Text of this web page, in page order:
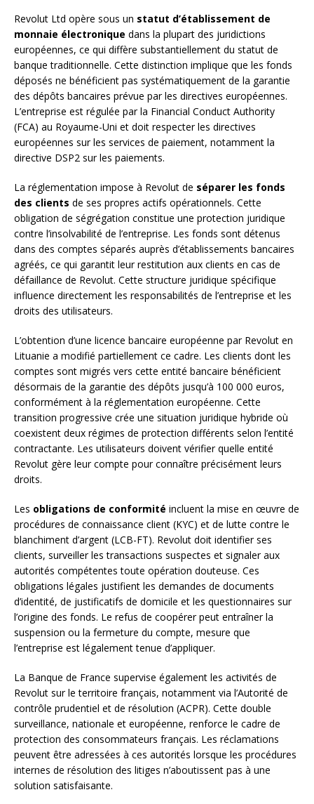
Revolut Ltd opère sous un statut d’établissement de
monnaie électronique dans la plupart des juridictions
européennes, ce qui diffère substantiellement du statut de
banque traditionnelle. Cette distinction implique que les fonds
déposés ne bénéficient pas systématiquement de la garantie
des dépôts bancaires prévue par les directives européennes.
L’entreprise est régulée par la Financial Conduct Authority
(FCA) au Royaume-Uni et doit respecter les directives
européennes sur les services de paiement, notamment la
directive DSP2 sur les paiements.
La réglementation impose à Revolut de séparer les fonds
des clients de ses propres actifs opérationnels. Cette
obligation de ségrégation constitue une protection juridique
contre l’insolvabilité de l’entreprise. Les fonds sont détenus
dans des comptes séparés auprès d’établissements bancaires
agréés, ce qui garantit leur restitution aux clients en cas de
défaillance de Revolut. Cette structure juridique spécifique
influence directement les responsabilités de l’entreprise et les
droits des utilisateurs.
L’obtention d’une licence bancaire européenne par Revolut en
Lituanie a modifié partiellement ce cadre. Les clients dont les
comptes sont migrés vers cette entité bancaire bénéficient
désormais de la garantie des dépôts jusqu’à 100 000 euros,
conformément à la réglementation européenne. Cette
transition progressive crée une situation juridique hybride où
coexistent deux régimes de protection différents selon l’entité
contractante. Les utilisateurs doivent vérifier quelle entité
Revolut gère leur compte pour connaître précisément leurs
droits.
Les obligations de conformité incluent la mise en œuvre de
procédures de connaissance client (KYC) et de lutte contre le
blanchiment d’argent (LCB-FT). Revolut doit identifier ses
clients, surveiller les transactions suspectes et signaler aux
autorités compétentes toute opération douteuse. Ces
obligations légales justifient les demandes de documents
d’identité, de justificatifs de domicile et les questionnaires sur
l’origine des fonds. Le refus de coopérer peut entraîner la
suspension ou la fermeture du compte, mesure que
l’entreprise est légalement tenue d’appliquer.
La Banque de France supervise également les activités de
Revolut sur le territoire français, notamment via l’Autorité de
contrôle prudentiel et de résolution (ACPR). Cette double
surveillance, nationale et européenne, renforce le cadre de
protection des consommateurs français. Les réclamations
peuvent être adressées à ces autorités lorsque les procédures
internes de résolution des litiges n’aboutissent pas à une
solution satisfaisante.